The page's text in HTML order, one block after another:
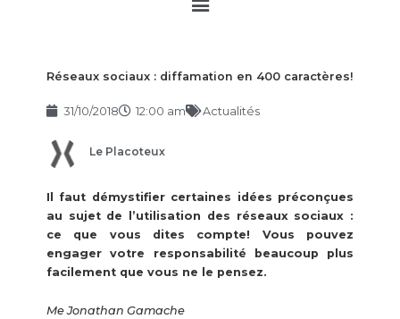
Réseaux sociaux : diffamation en 400 caractères!
31/10/2018 12:00 am Actualités
Le Placoteux
Il faut démystifier certaines idées préconçues
au sujet de l’utilisation des réseaux sociaux :
ce que vous dites compte! Vous pouvez
engager votre responsabilité beaucoup plus
facilement que vous ne le pensez.
Me Jonathan Gamache